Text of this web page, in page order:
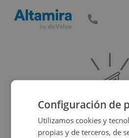
Configuración de
Utilizamos cookies y
propias y de terceros, de